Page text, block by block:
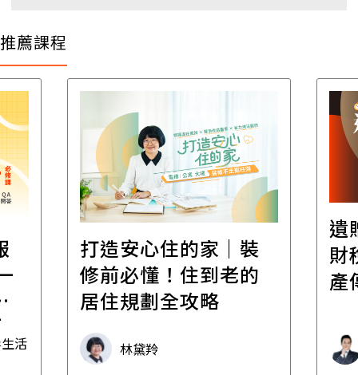
推薦課程
活
打造安心住的家｜裝
修前必懂！住到老的
居住規劃全攻略
林黛羚
遺
財
產